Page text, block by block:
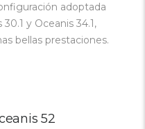
adoptada
y Oceanis 34.1,
bellas prestaciones.
52